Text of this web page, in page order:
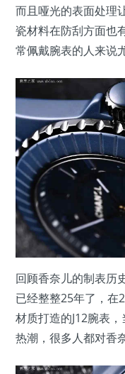
而且哑光的表面处理
瓷材料在防刮方面也
常佩戴腕表的人来说
回顾香奈儿的制表历
已经整整25年了，在
材质打造的J12腕表
热潮，很多人都对香